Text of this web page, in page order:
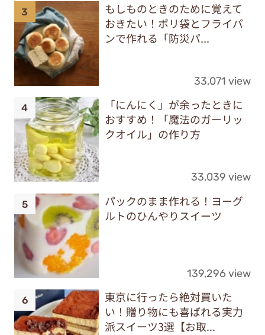
もしものときのために覚えて
おきたい！ポリ袋とフライパ
ンで作れる「防災パ...
33,071 view
「にんにく」が余ったときに
おすすめ！「魔法のガーリッ
クオイル」の作り方
33,039 view
パックのまま作れる！ヨーグ
ルトのひんやりスイーツ
139,296 view
東京に行ったら絶対買いた
い！贈り物にも喜ばれる実力
派スイーツ3選【お取...